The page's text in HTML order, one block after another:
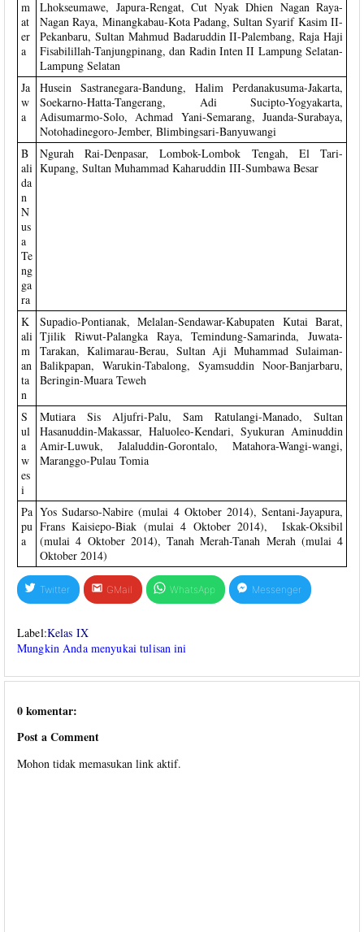
m
at
er
a
Lhokseumawe, Japura-Rengat, Cut Nyak Dhien Nagan Raya-
Nagan Raya, Minangkabau-Kota Padang, Sultan Syarif Kasim II-
Pekanbaru, Sultan Mahmud Badaruddin II-Palembang, Raja Haji
Fisabilillah-Tanjungpinang, dan Radin Inten II Lampung Selatan-
Lampung Selatan
Ja
w
a
Husein Sastranegara-Bandung, Halim Perdanakusuma-Jakarta,
Soekarno-Hatta-Tangerang, Adi Sucipto-Yogyakarta,
Adisumarmo-Solo, Achmad Yani-Semarang, Juanda-Surabaya,
Notohadinegoro-Jember, Blimbingsari-Banyuwangi
B
ali
da
n
N
us
a
Te
ng
ga
ra
Ngurah Rai-Denpasar, Lombok-Lombok Tengah, El Tari-
Kupang, Sultan Muhammad Kaharuddin III-Sumbawa Besar
K
ali
m
an
ta
n
Supadio-Pontianak, Melalan-Sendawar-Kabupaten Kutai Barat,
Tjilik Riwut-Palangka Raya, Temindung-Samarinda, Juwata-
Tarakan, Kalimarau-Berau, Sultan Aji Muhammad Sulaiman-
Balikpapan, Warukin-Tabalong, Syamsuddin Noor-Banjarbaru,
Beringin-Muara Teweh
S
ul
a
w
es
i
Mutiara Sis Aljufri-Palu, Sam Ratulangi-Manado, Sultan
Hasanuddin-Makassar, Haluoleo-Kendari, Syukuran Aminuddin
Amir-Luwuk, Jalaluddin-Gorontalo, Matahora-Wangi-wangi,
Maranggo-Pulau Tomia
Pa
pu
a
Yos Sudarso-Nabire (mulai 4 Oktober 2014), Sentani-Jayapura,
Frans Kaisiepo-Biak (mulai 4 Oktober 2014), Iskak-Oksibil
(mulai 4 Oktober 2014), Tanah Merah-Tanah Merah (mulai 4
Oktober 2014)
Twitter GMail WhatsApp Messenger
Label:Kelas IX
Mungkin Anda menyukai tulisan ini
0 komentar:
Post a Comment
Mohon tidak memasukan link aktif.